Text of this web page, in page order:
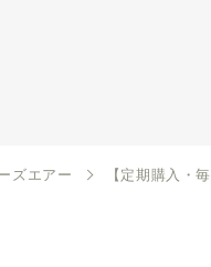
ズエアー 【定期購入・